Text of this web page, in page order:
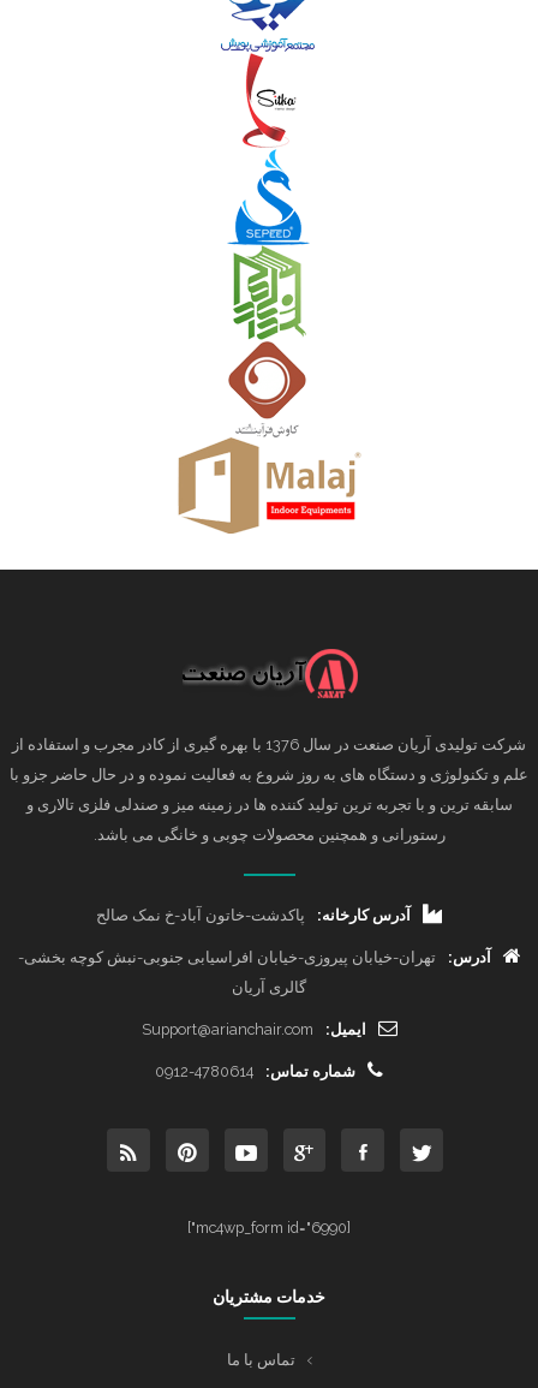
شرکت تولیدی آریان صنعت در سال 1376 با بهره گیری از کادر مجرب و استفاده از
علم و تکنولوژی و دستگاه های به روز شروع به فعالیت نموده و در حال حاضر جزو با
سابقه ترین و با تجربه ترین تولید کننده ها در زمینه میز و صندلی فلزی تالاری و
رستورانی و همچنین محصولات چوبی و خانگی می باشد.
آدرس کارخانه: پاکدشت-خاتون آباد-خ نمک صالح
آدرس:
تهران-خیابان پیروزی-خیابان افراسیابی جنوبی-نبش کوچه بخشی-
گالری آریان
ایمیل: Support@arianchair.com
شماره تماس: 0912-4780614
[mc4wp_form id="6990"]
خدمات مشتریان
تماس با ما